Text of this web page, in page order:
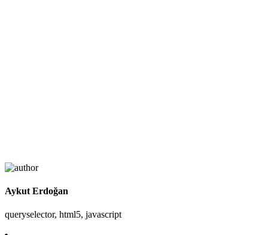
Aykut Erdoğan
queryselector, html5, javascript